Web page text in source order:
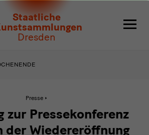
Staatliche
Dresden
Presse
zur
anlässlich
zur Pressekonferenz
der Wiedereröffnung